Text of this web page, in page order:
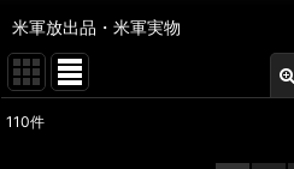
米軍放出品・米軍実物
110件